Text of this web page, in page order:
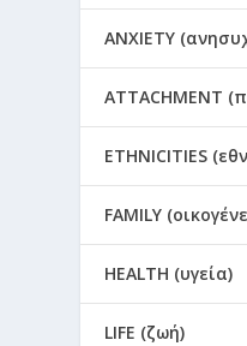
ANXIETY
ATTACHMENT
ETHNICITIES
FAMILY
HEALTH (υγεία)
LIFE (ζωή)